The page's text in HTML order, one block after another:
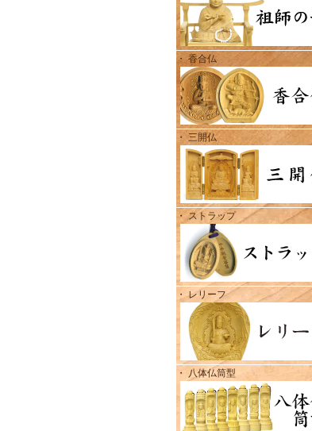
・ 香合仏
・ 三開仏
・ ストラップ
・ レリーフ
・ 八体仏筒型